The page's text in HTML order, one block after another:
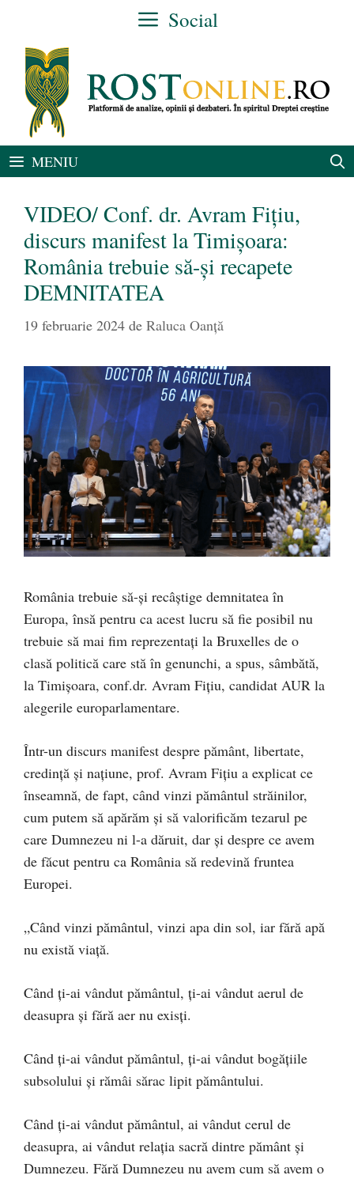
conținut
Social
MENIU
VIDEO/ Conf. dr. Avram Fițiu,
discurs manifest la Timișoara:
România trebuie să-și recapete
DEMNITATEA
19 februarie 2024 de Raluca Oanță
România trebuie să-și recâștige demnitatea în
Europa, însă pentru ca acest lucru să fie posibil nu
trebuie să mai fim reprezentați la Bruxelles de o
clasă politică care stă în genunchi, a spus, sâmbătă,
la Timișoara, conf.dr. Avram Fițiu, candidat AUR la
alegerile europarlamentare.
Într-un discurs manifest despre pământ, libertate,
credință și națiune, prof. Avram Fițiu a explicat ce
înseamnă, de fapt, când vinzi pământul străinilor,
cum putem să apărăm și să valorificăm tezarul pe
care Dumnezeu ni l-a dăruit, dar și despre ce avem
de făcut pentru ca România să redevină fruntea
Europei.
„Când vinzi pământul, vinzi apa din sol, iar fără apă
nu există viață.
Când ți-ai vândut pământul, ți-ai vândut aerul de
deasupra și fără aer nu exisți.
Când ți-ai vândut pământul, ți-ai vândut bogățiile
subsolului și rămâi sărac lipit pământului.
Când ți-ai vândut pământul, ai vândut cerul de
deasupra, ai vândut relația sacră dintre pământ și
Dumnezeu. Fără Dumnezeu nu avem cum să avem o